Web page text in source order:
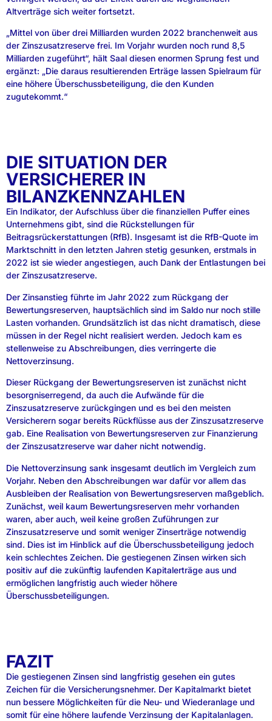
Altverträge sich weiter fortsetzt.
„Mittel von über drei Milliarden wurden 2022 branchenweit aus
der Zinszusatzreserve frei. Im Vorjahr wurden noch rund 8,5
Milliarden zugeführt“, hält Saal diesen enormen Sprung fest und
ergänzt: „Die daraus resultierenden Erträge lassen Spielraum für
eine höhere Überschussbeteiligung, die den Kunden
zugutekommt.“
DIE SITUATION DER
VERSICHERER IN
BILANZKENNZAHLEN
Ein Indikator, der Aufschluss über die finanziellen Puffer eines
Unternehmens gibt, sind die Rückstellungen für
Beitragsrückerstattungen (RfB). Insgesamt ist die RfB-Quote im
Marktschnitt in den letzten Jahren stetig gesunken, erstmals in
2022 ist sie wieder angestiegen, auch Dank der Entlastungen bei
der Zinszusatzreserve.
Der Zinsanstieg führte im Jahr 2022 zum Rückgang der
Bewertungsreserven, hauptsächlich sind im Saldo nur noch stille
Lasten vorhanden. Grundsätzlich ist das nicht dramatisch, diese
müssen in der Regel nicht realisiert werden. Jedoch kam es
stellenweise zu Abschreibungen, dies verringerte die
Nettoverzinsung.
Dieser Rückgang der Bewertungsreserven ist zunächst nicht
besorgniserregend, da auch die Aufwände für die
Zinszusatzreserve zurückgingen und es bei den meisten
Versicherern sogar bereits Rückflüsse aus der Zinszusatzreserve
gab. Eine Realisation von Bewertungsreserven zur Finanzierung
der Zinszusatzreserve war daher nicht notwendig.
Die Nettoverzinsung sank insgesamt deutlich im Vergleich zum
Vorjahr. Neben den Abschreibungen war dafür vor allem das
Ausbleiben der Realisation von Bewertungsreserven maßgeblich.
Zunächst, weil kaum Bewertungsreserven mehr vorhanden
waren, aber auch, weil keine großen Zuführungen zur
Zinszusatzreserve und somit weniger Zinserträge notwendig
sind. Dies ist im Hinblick auf die Überschussbeteiligung jedoch
kein schlechtes Zeichen. Die gestiegenen Zinsen wirken sich
positiv auf die zukünftig laufenden Kapitalerträge aus und
ermöglichen langfristig auch wieder höhere
Überschussbeteiligungen.
FAZIT
Die gestiegenen Zinsen sind langfristig gesehen ein gutes
Zeichen für die Versicherungsnehmer. Der Kapitalmarkt bietet
nun bessere Möglichkeiten für die Neu- und Wiederanlage und
somit für eine höhere laufende Verzinsung der Kapitalanlagen.